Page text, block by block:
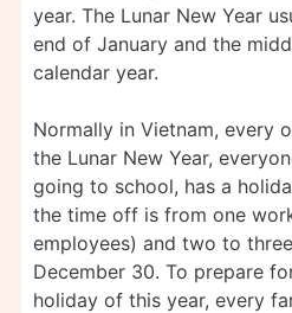
year. The Lunar New Year
end of January and the
calendar year.
Normally in Vietnam, every
the Lunar New Year,
going to school, has a
the time off is from one
employees) and two to
December 30. To prepare
holiday of this year, every